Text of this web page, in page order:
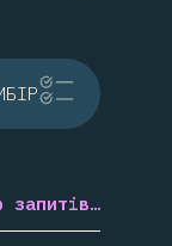
запитів…